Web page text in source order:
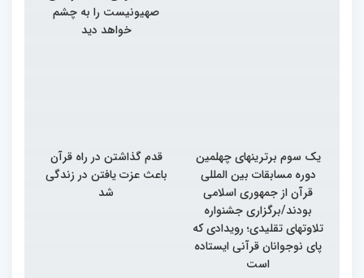
صهیونیست را به چشم
خواهد دید
یک سوم برترینهای چهلمین
دوره مسابقات بین المللی
قرآن از جمهوری اسلامی
بودند/برگزاری جشنواره
تلاوتهای تقلیدی؛ رویدادی که
پای نوجوانان قرآنی ایستاده
است
قدم گذاشتن در راه قرآن
باعث عزت یافتن در زندگی
شد